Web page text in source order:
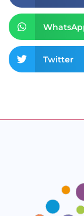
Twitter